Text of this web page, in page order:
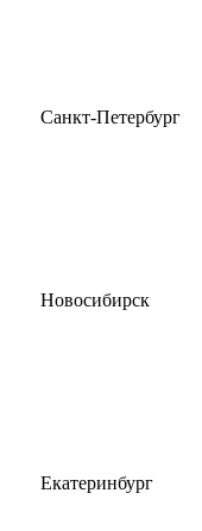
Санкт-Петербург
Новосибирск
Екатеринбург